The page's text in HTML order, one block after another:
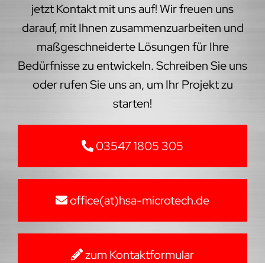
jetzt Kontakt mit uns auf! Wir freuen uns
darauf, mit Ihnen zusammenzuarbeiten und
maßgeschneiderte Lösungen für Ihre
Bedürfnisse zu entwickeln. Schreiben Sie uns
oder rufen Sie uns an, um Ihr Projekt zu
starten!
03547 1805 305
office(at)hsa-microtech.de
zum Kontaktformular